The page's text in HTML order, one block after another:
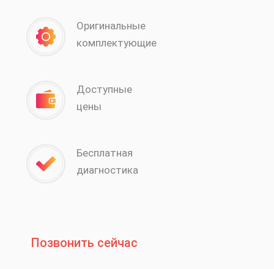
Оригинальные
комплектующие
Доступные
цены
Бесплатная
диагностика
Позвонить сейчас